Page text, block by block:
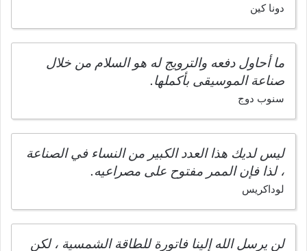
دونا كين
ما أحاول دفعه والترويج له هو السلام من خلال
صناعة الموسيقى بأكملها.
سنوب دوج
ليس لديك هذا العدد الكبير من النساء في الصناعة
، لذا فإن الممر مفتوح على مصراعيه.
لوداكريس
لن يرسل الله إلينا فاتورة للطاقة الشمسية ، لكن